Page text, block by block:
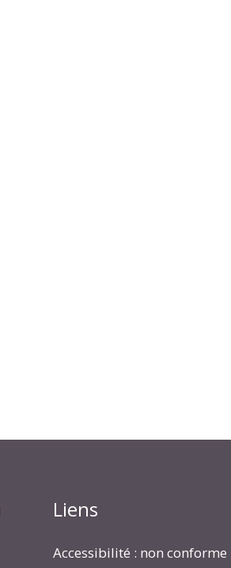
Liens
Accessibilité : non conforme